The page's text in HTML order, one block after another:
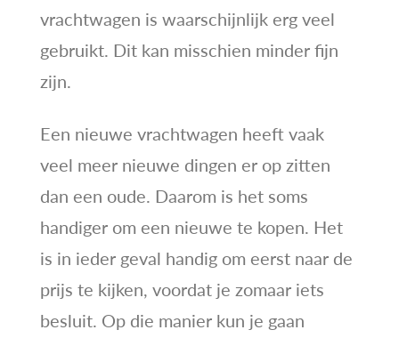
vrachtwagen is waarschijnlijk erg veel
gebruikt. Dit kan misschien minder fijn
zijn.
Een nieuwe vrachtwagen heeft vaak
veel meer nieuwe dingen er op zitten
dan een oude. Daarom is het soms
handiger om een nieuwe te kopen. Het
is in ieder geval handig om eerst naar de
prijs te kijken, voordat je zomaar iets
besluit. Op die manier kun je gaan